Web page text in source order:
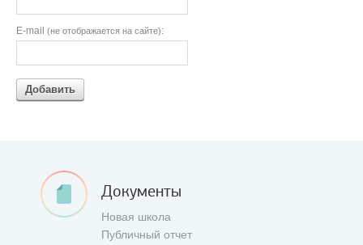
E-mail (не отображается на сайте):
Добавить
Документы
Новая школа
Публичный отчет